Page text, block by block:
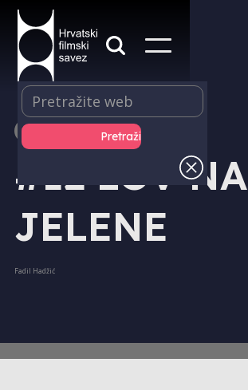
IZDAVAŠTVO - DVD
#12 LOV NA
JELENE
Fadil Hadžić